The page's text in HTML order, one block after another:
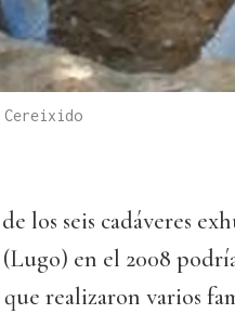
Cereixido
los seis cadáveres
en el 2008
realizaron varios